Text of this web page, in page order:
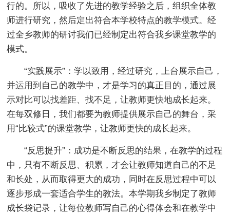
行的。所以，吸收了先进的教学经验之后，组织全体教
师进行研究，然后定出符合本学校特点的教学模式。经
过全乡教师的研讨我们已经制定出符合我乡课堂教学的
模式。
“实践展示”：学以致用，经过研究，上台展示自己，
并运用到自己的教学中，才是学习的真正目的，通过展
示对比可以找差距、找不足，让教师更快地成长起来。
在每双修日，我们都要为教师提供展示自己的舞台，采
用“比较式”的课堂教学，让教师更快的成长起来。
“反思提升”：成功是不断反思的结果，在教学的过程
中，只有不断反思、积累，才会让教师知道自己的不足
和长处，从而取得更大的成功，同时在反思过程中可以
逐步形成一套适合学生的教法。本学期我乡制定了教师
成长袋记录，让每位教师写自己的心得体会和在教学中